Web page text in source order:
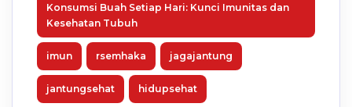
Konsumsi Buah Setiap Hari: Kunci Imunitas dan
Kesehatan Tubuh
imun rsemhaka jagajantung
jantungsehat hidupsehat